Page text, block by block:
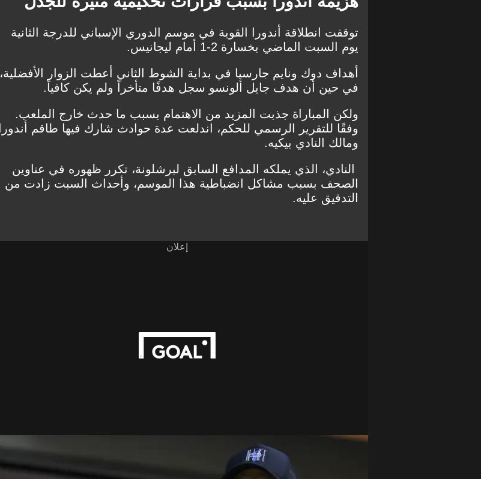
توقفت انطلاقة أندورا القوية في موسم الدوري الإسباني للدرجة الثانية
يوم السبت الماضي بخسارة 2-1 أمام ليجانيس.
أهداف دوك ونايم جارسيا في بداية الشوط الثاني أعطت الزوار الأفضلية،
في حين أن هدف جايل ألونسو سجل هدفًا متأخراً ولم يكن كافياً.
ولكن المباراة جذبت المزيد من الاهتمام بسبب ما حدث خارج الملعب.
وفقًا للتقرير الرسمي للحكم، اندلعت عدة حوادث شارك فيها طاقم أندورا
ومالك النادي بيكيه.
النادي، الذي يملكه المدافع السابق لبرشلونة، تكرر ظهوره في عناوين
الصحف بسبب مشاكل انضباطية هذا الموسم، وأحداث السبت زادت من
التدقيق عليه.
إعلان